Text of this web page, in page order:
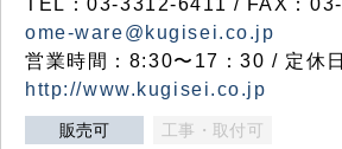
TEL：03-3312-6411 / FAX：
ome-ware@kugisei.co.jp
営業時間：8:30〜17：30 / 定休
http://www.kugisei.co.jp
販売可 工事・取付可